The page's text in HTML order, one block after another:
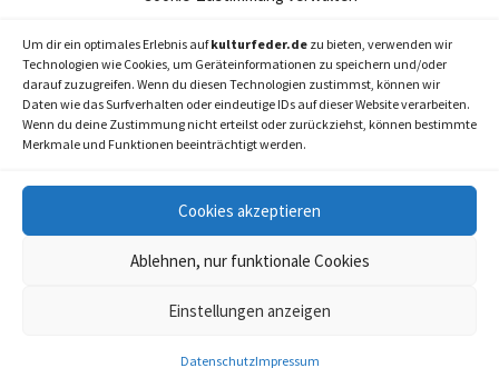
Um dir ein optimales Erlebnis aufkulturfeder.de zu bieten, verwenden wir
Technologien wie Cookies, um Geräteinformationen zu speichern und/oder
darauf zuzugreifen. Wenn du diesen Technologien zustimmst, können wir
Daten wie das Surfverhalten oder eindeutige IDs auf dieser Website verarbeiten.
Wenn du deine Zustimmung nicht erteilst oder zurückziehst, können bestimmte
Merkmale und Funktionen beeinträchtigt werden.
Cookies akzeptieren
Ablehnen, nur funktionale Cookies
Einstellungen anzeigen
DatenschutzImpressum
kulturfeder.de –
Musical, Oper und mehr